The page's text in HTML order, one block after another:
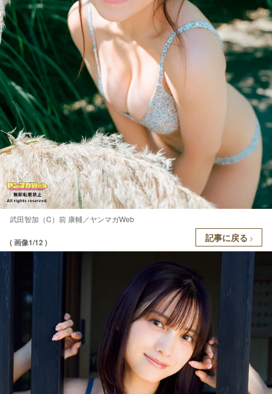
武田智加（C）前 康輔／ヤンマガWeb
( 画像1/12 ) 記事に戻る